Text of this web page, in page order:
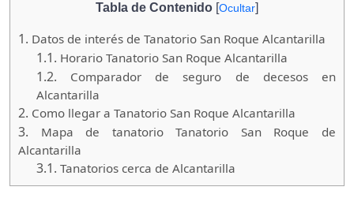
Tabla de Contenido [Ocultar]
1. Datos de interés de Tanatorio San Roque Alcantarilla
1.1. Horario Tanatorio San Roque Alcantarilla
1.2. Comparador de seguro de decesos en
Alcantarilla
2. Como llegar a Tanatorio San Roque Alcantarilla
3. Mapa de tanatorio Tanatorio San Roque de
Alcantarilla
3.1. Tanatorios cerca de Alcantarilla